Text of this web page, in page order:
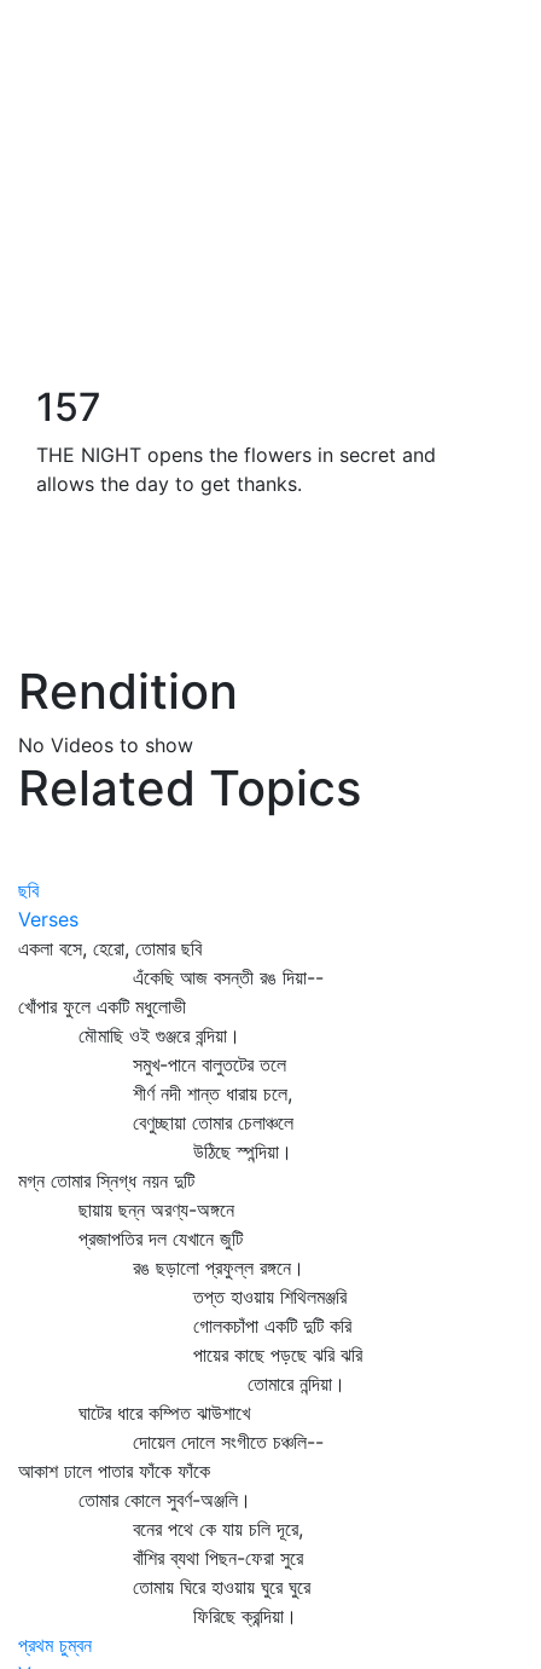
157
THE NIGHT opens the flowers in secret and
allows the day to get thanks.
Rendition
No Videos to show
Related Topics
ছবি
Verses
একলা বসে, হেরো, তোমার ছবি
এঁকেছি আজ বসন্তী রঙ দিয়া--
খোঁপার ফুলে একটি মধুলোভী
মৌমাছি ওই গুঞ্জরে বন্দিয়া।
সমুখ-পানে বালুতটের তলে
শীর্ণ নদী শান্ত ধারায় চলে,
বেণুচ্ছায়া তোমার চেলাঞ্চলে
উঠিছে স্পন্দিয়া।
মগ্ন তোমার স্নিগ্ধ নয়ন দুটি
ছায়ায় ছন্ন অরণ্য-অঙ্গনে
প্রজাপতির দল যেখানে জুটি
রঙ ছড়ালো প্রফুল্ল রঙ্গনে।
তপ্ত হাওয়ায় শিথিলমঞ্জরি
গোলকচাঁপা একটি দুটি করি
পায়ের কাছে পড়ছে ঝরি ঝরি
তোমারে নন্দিয়া।
ঘাটের ধারে কম্পিত ঝাউশাখে
দোয়েল দোলে সংগীতে চঞ্চলি--
আকাশ ঢালে পাতার ফাঁকে ফাঁকে
তোমার কোলে সুবর্ণ-অঞ্জলি।
বনের পথে কে যায় চলি দূরে,
বাঁশির ব্যথা পিছন-ফেরা সুরে
তোমায় ঘিরে হাওয়ায় ঘুরে ঘুরে
ফিরিছে ক্রন্দিয়া।
প্রথম চুম্বন